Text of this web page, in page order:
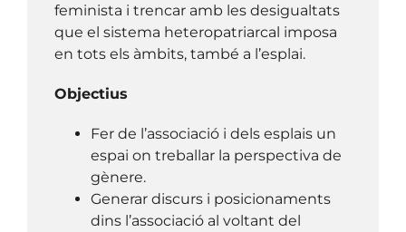
feminista i trencar amb les desigualtats
que el sistema heteropatriarcal imposa
en tots els àmbits, també a l’esplai.
Objectius
Fer de l’associació i dels esplais un
espai on treballar la perspectiva de
gènere.
Generar discurs i posicionaments
dins l’associació al voltant del